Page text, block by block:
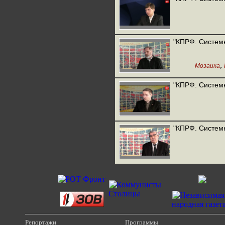
"КПРФ.
Мозаика,
"КПРФ.
"КПРФ.
Репортажи Программы